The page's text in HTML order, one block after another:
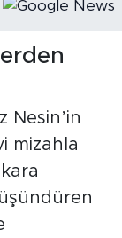
Nesin’in
mizahla